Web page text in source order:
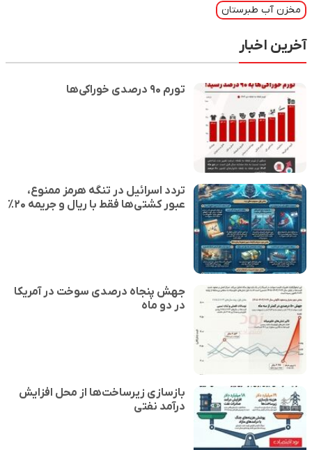
مخزن آب طبرستان
آخرین اخبار
تورم ۹۰ درصدی خوراکی‌ها
تردد اسرائیل در تنگه هرمز ممنوع،
عبور کشتی‌ها فقط با ریال و جریمه ۲۰٪
جهش پنجاه درصدی سوخت در آمریکا
در دو ماه
بازسازی زیرساخت‌ها از محل افزایش
درآمد نفتی